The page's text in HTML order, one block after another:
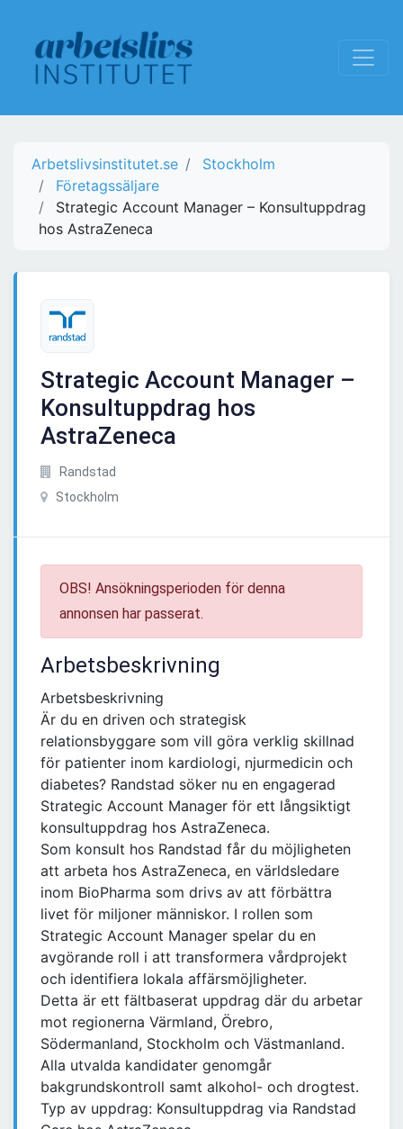
Arbetslivsinstitutet.se
Stockholm
Företagssäljare
Strategic Account Manager – Konsultuppdrag
hos AstraZeneca
Strategic Account Manager –
Konsultuppdrag hos
AstraZeneca
Randstad
Stockholm
OBS! Ansökningsperioden för denna
annonsen har passerat.
Arbetsbeskrivning
Arbetsbeskrivning
Är du en driven och strategisk
relationsbyggare som vill göra verklig skillnad
för patienter inom kardiologi, njurmedicin och
diabetes? Randstad söker nu en engagerad
Strategic Account Manager för ett långsiktigt
konsultuppdrag hos AstraZeneca.
Som konsult hos Randstad får du möjligheten
att arbeta hos AstraZeneca, en världsledare
inom BioPharma som drivs av att förbättra
livet för miljoner människor. I rollen som
Strategic Account Manager spelar du en
avgörande roll i att transformera vårdprojekt
och identifiera lokala affärsmöjligheter.
Detta är ett fältbaserat uppdrag där du arbetar
mot regionerna Värmland, Örebro,
Södermanland, Stockholm och Västmanland.
Alla utvalda kandidater genomgår
bakgrundskontroll samt alkohol- och drogtest.
Typ av uppdrag: Konsultuppdrag via Randstad